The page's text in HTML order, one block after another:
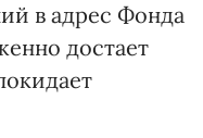
в адрес Фонда
достает